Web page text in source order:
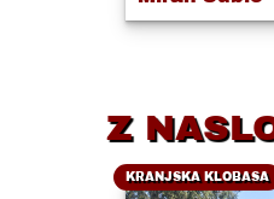
Z
KRANJSKA KLOBASA